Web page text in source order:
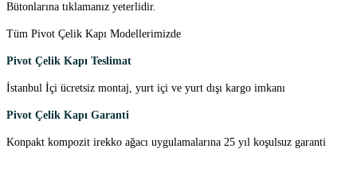
Bütonlarına tıklamanız yeterlidir.
Tüm Pivot Çelik Kapı Modellerimizde
Pivot Çelik Kapı Teslimat
İstanbul İçi ücretsiz montaj, yurt içi ve yurt dışı kargo imkanı
Pivot Çelik Kapı Garanti
Konpakt kompozit irekko ağacı uygulamalarına 25 yıl koşulsuz garanti